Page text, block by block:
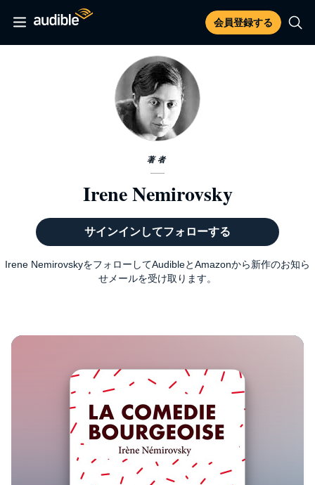
会員登録する
著者
Irene Nemirovsky
サインインしてフォローする
Irene NemirovskyをフォローしてAudibleとAmazonから新作のお知ら
せメールを受け取ります。